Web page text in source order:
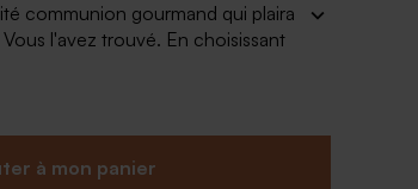
communion gourmand qui plaira
l'avez trouvé. En choisissant
la d'un sticker autocollant
à mon panier